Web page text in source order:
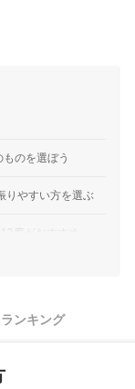
のを選ぼう
りやすい方を選ぶ
度がおすすめ
気ランキング
ランキング